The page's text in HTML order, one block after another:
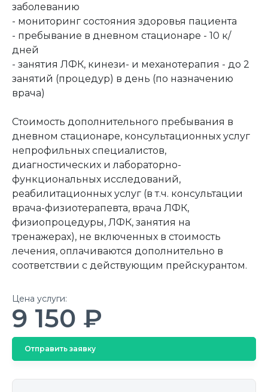
заболеванию
- мониторинг состояния здоровья пациента
- пребывание в дневном стационаре - 10 к/
дней
- занятия ЛФК, кинези- и механотерапия - до 2
занятий (процедур) в день (по назначению
врача)
Стоимость дополнительного пребывания в
дневном стационаре, консультационных услуг
непрофильных специалистов,
диагностических и лабораторно-
функциональных исследований,
реабилитационных услуг (в т.ч. консультации
врача-физиотерапевта, врача ЛФК,
физиопроцедуры, ЛФК, занятия на
тренажерах), не включенных в стоимость
лечения, оплачиваются дополнительно в
соответствии с действующим прейскурантом.
Цена услуги:
9 150 ₽
Отправить заявку